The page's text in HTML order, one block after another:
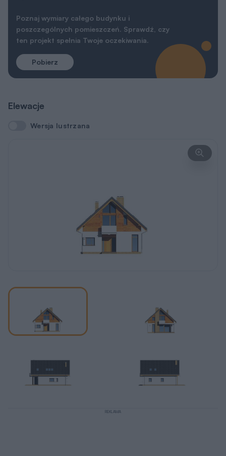
Poznaj wymiary całego budynku i
poszczególnych pomieszczeń. Sprawdź, czy
ten projekt spełnia Twoje oczekiwania.
Pobierz
Elewacje
Wersja lustrzana
Wersja lustrzana
REKLAMA